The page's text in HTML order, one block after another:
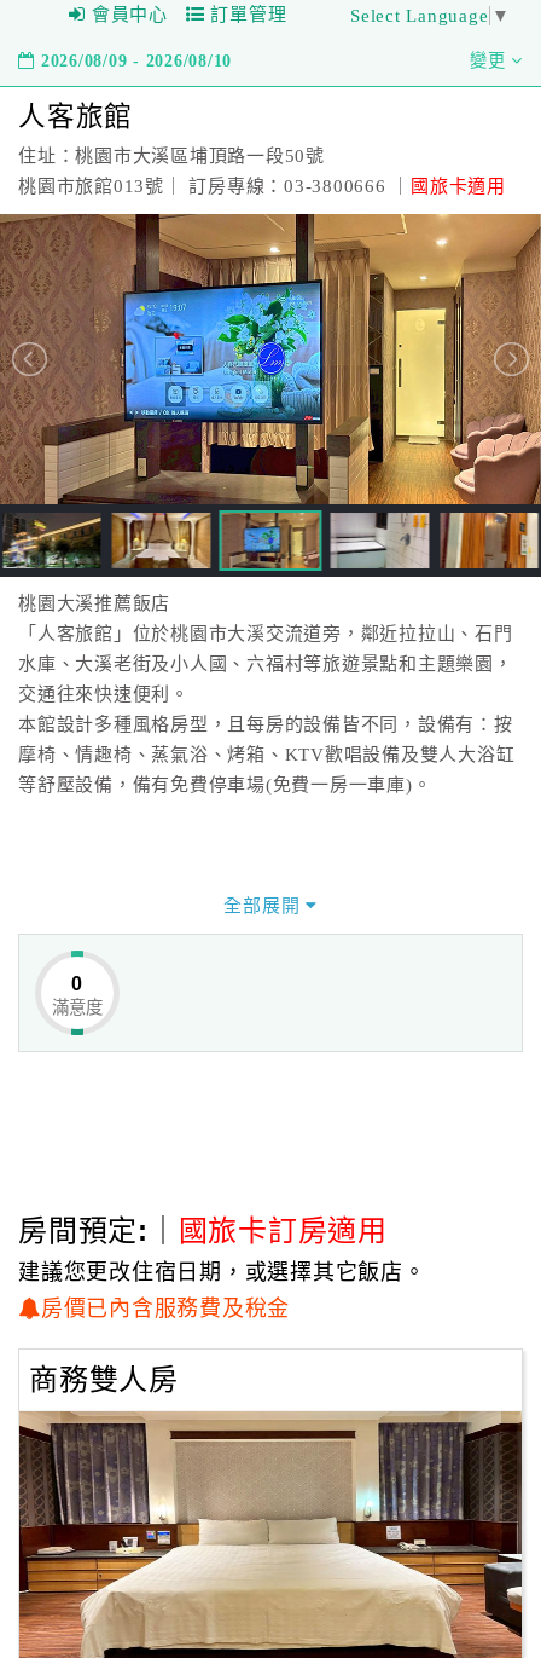
會員中心 訂單管理 Select Language ▼
2026/08/09 - 2026/08/10 變更
人客旅館
住址：桃園市大溪區埔頂路一段50號
桃園市旅館013號｜ 訂房專線：03-3800666 ｜
國旅卡適用
桃園大溪推薦飯店
「人客旅館」位於桃園市大溪交流道旁，鄰近拉拉山、石門
水庫、大溪老街及小人國、六福村等旅遊景點和主題樂園，
交通往來快速便利。
本館設計多種風格房型，且每房的設備皆不同，設備有：按
摩椅、情趣椅、蒸氣浴、烤箱、KTV歡唱設備及雙人大浴缸
等舒壓設備，備有免費停車場(免費一房一車庫)。
全部展開
0
滿意度
房間預定:｜ 國旅卡訂房適用
建議您更改住宿日期，或選擇其它飯店。
房價已內含服務費及稅金
商務雙人房